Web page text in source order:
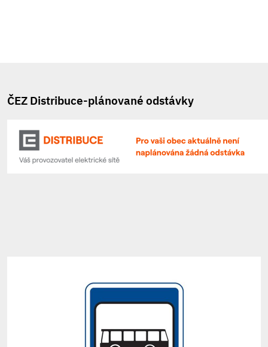
ČEZ Distribuce-plánované odstávky